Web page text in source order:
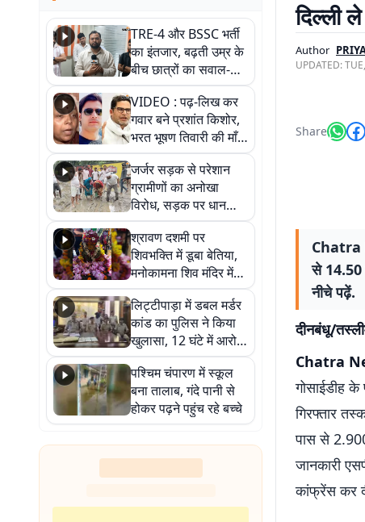
TRE-4 और BSSC भर्ती
का इंतजार, बढ़ती उम्र के
बीच छात्रों का सवाल-
आखिर कब आएगी बहाली?
देखें वीडियो
VIDEO : पढ़-लिख कर
गवार बने प्रशांत किशोर,
भरत भूषण तिवारी की माँ ने
कहा नहीं थी उम्मीद, बेटा
था तो किसी को बोलने की
नहीं थी हिम्मत
जर्जर सड़क से परेशान
ग्रामीणों का अनोखा
विरोध, सड़क पर धान
रोपकर और खाद डालकर
जताया आक्रोश
श्रावण दशमी पर
शिवभक्ति में डूबा बेतिया,
मनोकामना शिव मंदिर में
हुआ भव्य श्रृंगार
लिट्टीपाड़ा में डबल मर्डर
कांड का पुलिस ने किया
खुलासा, 12 घंटे में आरोपी
गिरफ्तार
पश्चिम चंपारण में स्कूल
बना तालाब, गंदे पानी से
होकर पढ़ने पहुंच रहे बच्चे
दिल्ली
Author
UPDATED:
Share
Chatra
से 14.50
नीचे पढ़ें.
दीनबंधू/
Chatra
गोसाईडीह
गिरफ्तार
पास से
जानकारी
कांफ्रेंस कर